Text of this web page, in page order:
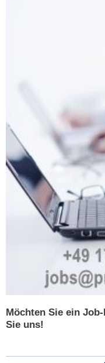
Möchten Sie ein
Sie uns!